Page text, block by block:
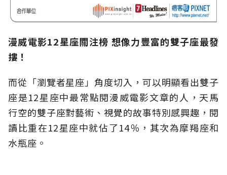
漫威電影12星座關注榜 想像力豐富的雙子座最發
摟！
而從「瀏覽者星座」角度切入，可以明顯看出雙子
座是12星座中最常點閱漫威電影文章的人，天馬
行空的雙子座對藝術、視覺的故事特別感興趣，閱
讀比重在12星座中就佔了14％，其次為摩羯座和
水瓶座。